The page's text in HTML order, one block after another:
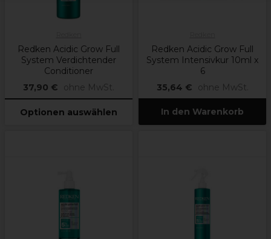
Redken Acidic Grow Full
System Verdichtender
Conditioner
37,90 €
ohne MwSt.
Optionen auswählen
Redken Acidic Grow Full
System Intensivkur 10ml x
6
35,64 €
ohne MwSt.
In den Warenkorb